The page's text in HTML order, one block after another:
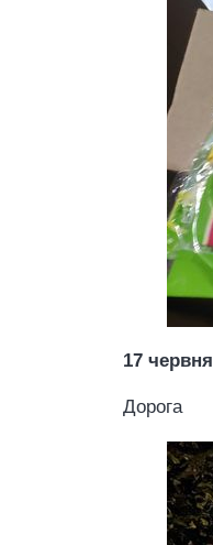
17 червня
Дорога